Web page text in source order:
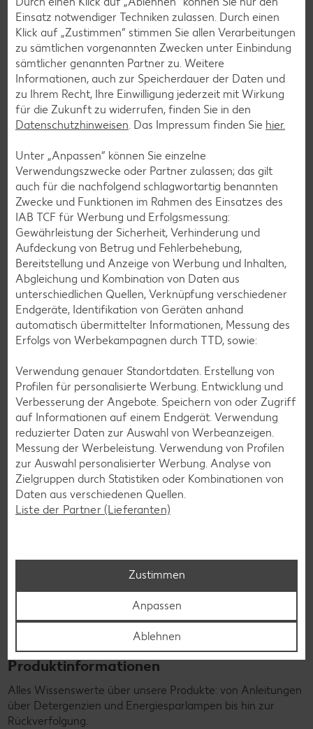
Kundenservice steht für uns an erster Stelle: Wir möchten,
dass unsere Kunden mit uns zufrieden sind und gerne in
unseren Filialen einkaufen.
Zu Kaufland Services
Service an unseren Kassen
oder deinem Smartphone bezahlen sowie Bargeld abheben
und dir so den Weg zum Bankautomaten ersparen.
Mehr erfahren
Produktinformationen
Alles Wissenswerte über unsere Produkte: von Anleitungen
über Detergenzien und Energiesparlampen bis hin zur
Rückverfolgung.
Einsatz notwendiger Techniken zulassen. Durch einen
Klick auf „Zustimmen“ stimmen Sie allen Verarbeitungen
zu sämtlichen vorgenannten Zwecken unter Einbindung
sämtlicher genannten Partner zu. Weitere
Informationen, auch zur Speicherdauer der Daten und
zu Ihrem Recht, Ihre Einwilligung jederzeit mit Wirkung
für die Zukunft zu widerrufen, finden Sie in den
Datenschutzhinweisen. Das Impressum finden Sie hier.
Unter „Anpassen“ können Sie einzelne
Verwendungszwecke oder Partner zulassen; das gilt
auch für die nachfolgend schlagwortartig benannten
Zwecke und Funktionen im Rahmen des Einsatzes des
IAB TCF für Werbung und Erfolgsmessung:
Gewährleistung der Sicherheit, Verhinderung und
Aufdeckung von Betrug und Fehlerbehebung,
Bereitstellung und Anzeige von Werbung und Inhalten,
Abgleichung und Kombination von Daten aus
unterschiedlichen Quellen, Verknüpfung verschiedener
Endgeräte, Identifikation von Geräten anhand
automatisch übermittelter Informationen, Messung des
Erfolgs von Werbekampagnen durch TTD, sowie:
Verwendung genauer Standortdaten. Erstellung von
Profilen für personalisierte Werbung. Entwicklung und
Verbesserung der Angebote. Speichern von oder Zugriff
auf Informationen auf einem Endgerät. Verwendung
reduzierter Daten zur Auswahl von Werbeanzeigen.
Messung der Werbeleistung. Verwendung von Profilen
zur Auswahl personalisierter Werbung. Analyse von
Zielgruppen durch Statistiken oder Kombinationen von
Daten aus verschiedenen Quellen.
Liste der Partner (Lieferanten)
Zustimmen
Anpassen
Ablehnen